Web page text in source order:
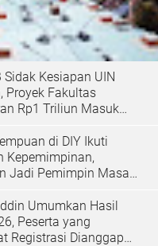
Sidak Kesiapan UIN
Proyek Fakultas
Rp1 Triliun Masuk
di DIY Ikuti
Kepemimpinan,
Jadi Pemimpin Masa
Umumkan Hasil
Peserta yang
Registrasi Dianggap